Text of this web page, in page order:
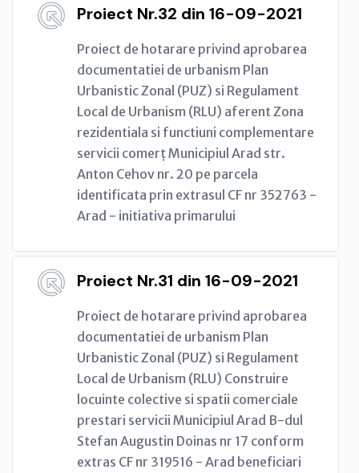
Proiect Nr.32 din 16-09-2021
Proiect de hotarare privind aprobarea
documentatiei de urbanism Plan
Urbanistic Zonal (PUZ) si Regulament
Local de Urbanism (RLU) aferent Zona
rezidentiala si functiuni complementare
servicii comerț Municipiul Arad str.
Anton Cehov nr. 20 pe parcela
identificata prin extrasul CF nr 352763 -
Arad - initiativa primarului
Proiect Nr.31 din 16-09-2021
Proiect de hotarare privind aprobarea
documentatiei de urbanism Plan
Urbanistic Zonal (PUZ) si Regulament
Local de Urbanism (RLU) Construire
locuinte colective si spatii comerciale
prestari servicii Municipiul Arad B-dul
Stefan Augustin Doinas nr 17 conform
extras CF nr 319516 - Arad beneficiari